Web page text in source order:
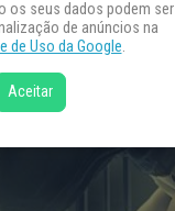
os seus dados podem ser
de anúncios na
de Uso da Google.
Aceitar